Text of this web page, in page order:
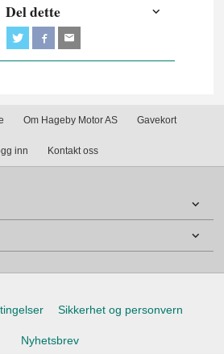
Del dette
Om Hageby Motor AS Gavekort
inn Kontakt oss
Sikkerhet og personvern
Nyhetsbrev